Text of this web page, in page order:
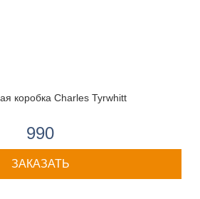
коробка Charles Tyrwhitt
990
ЗАКАЗАТЬ